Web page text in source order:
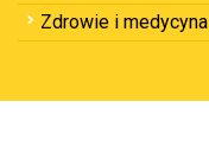
Zdrowie i medycyna